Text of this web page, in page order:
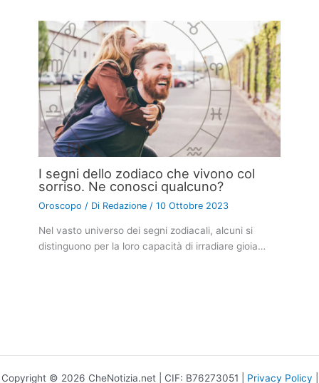
I segni dello zodiaco che vivono col
sorriso. Ne conosci qualcuno?
Oroscopo / Di Redazione /10 Ottobre 2023
Nel vasto universo dei segni zodiacali, alcuni si
distinguono per la loro capacità di irradiare gioia…
Copyright © 2026 CheNotizia.net | CIF: B76273051 | Privacy Policy